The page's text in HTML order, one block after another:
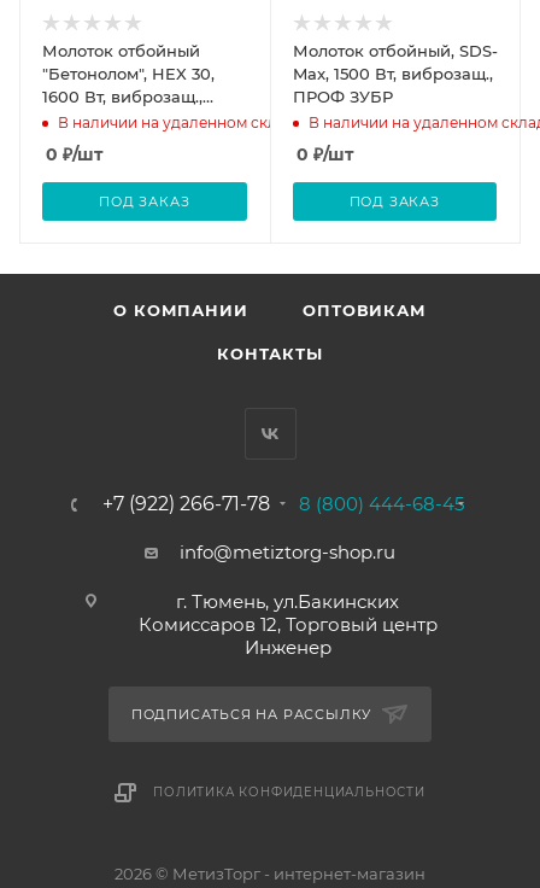
Молоток отбойный
"Бетонолом", HEX 30,
1600 Вт, виброзащ.,
ПРОФ ЗУБР
В наличии на удаленном складе
0 ₽/шт
ПОД ЗАКАЗ
Молоток отбойный, SDS-
Max, 1500 Вт, виброзащ.,
ПРОФ ЗУБР
В наличии на удаленном
0 ₽/шт
ПОД ЗАКАЗ
О КОМПАНИИ ОПТОВИКАМ
КОНТАКТЫ
+7 (922) 266-71-78 8 (800) 444-68-45
info@metiztorg-shop.ru
г. Тюмень, ул.Бакинских
Комиссаров 12, Торговый центр
Инженер
ПОДПИСАТЬСЯ НА РАССЫЛКУ
ПОЛИТИКА КОНФИДЕНЦИАЛЬНОСТИ
2026 © МетизТорг - интернет-магазин